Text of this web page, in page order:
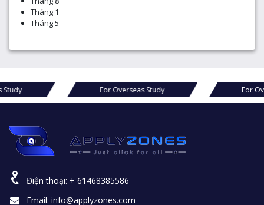
Tháng 1
Tháng 5
Study For Overseas Study For
Điện thoại: + 61468385586
Email: info@applyzones.com